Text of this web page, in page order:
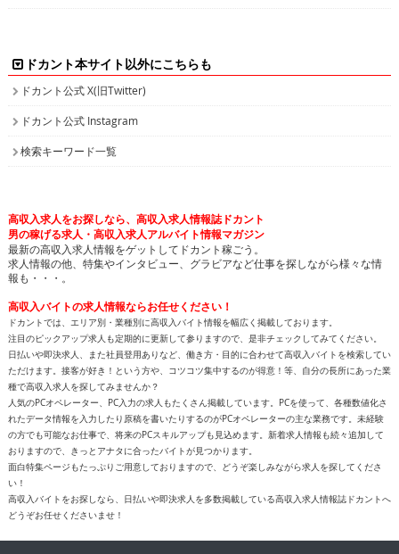
ドカント本サイト以外にこちらも
ドカント公式 X(旧Twitter)
ドカント公式 Instagram
検索キーワード一覧
高収入求人をお探しなら、高収入求人情報誌ドカント
男の稼げる求人・高収入求人アルバイト情報マガジン
最新の高収入求人情報をゲットしてドカント稼ごう。
求人情報の他、特集やインタビュー、グラビアなど仕事を探しながら様々な情
報も・・・。
高収入バイトの求人情報ならお任せください！
ドカントでは、エリア別・業種別に高収入バイト情報を幅広く掲載しております。
注目のピックアップ求人も定期的に更新して参りますので、是非チェックしてみてください。
日払いや即決求人、また社員登用ありなど、働き方・目的に合わせて高収入バイトを検索してい
ただけます。接客が好き！という方や、コツコツ集中するのが得意！等、自分の長所にあった業
種で高収入求人を探してみませんか？
人気のPCオペレーター、PC入力の求人もたくさん掲載しています。PCを使って、各種数値化さ
れたデータ情報を入力したり原稿を書いたりするのがPCオペレーターの主な業務です。未経験
の方でも可能なお仕事で、将来のPCスキルアップも見込めます。新着求人情報も続々追加して
おりますので、きっとアナタに合ったバイトが見つかります。
面白特集ページもたっぷりご用意しておりますので、どうぞ楽しみながら求人を探してくださ
い！
高収入バイトをお探しなら、日払いや即決求人を多数掲載している高収入求人情報誌ドカントへ
どうぞお任せくださいませ！